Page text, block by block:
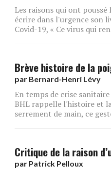
Les raisons qui ont
écrire dans l'urgence son
Covid-19, « Ce virus qui
Brève histoire de la
par Bernard-Henri Lévy
En temps de crise
BHL rappelle l'histoire et
serrement de main, ce
Critique de la raison
par Patrick Pelloux